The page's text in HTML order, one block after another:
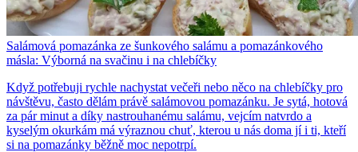
Salámová pomazánka ze šunkového salámu a pomazánkového
másla: Výborná na svačinu i na chlebíčky
Když potřebuji rychle nachystat večeři nebo něco na chlebíčky pro
návštěvu, často dělám právě salámovou pomazánku. Je sytá, hotová
za pár minut a díky nastrouhanému salámu, vejcím natvrdo a
kyselým okurkám má výraznou chuť, kterou u nás doma jí i ti, kteří
si na pomazánky běžně moc nepotrpí.